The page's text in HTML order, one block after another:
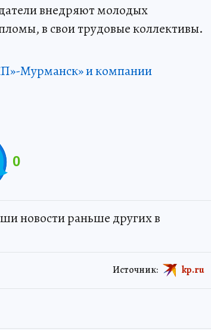
внедряют молодых
в свои трудовые коллективы.
Мурманск» и компании
0
новости раньше других в
Источник: kp.ru